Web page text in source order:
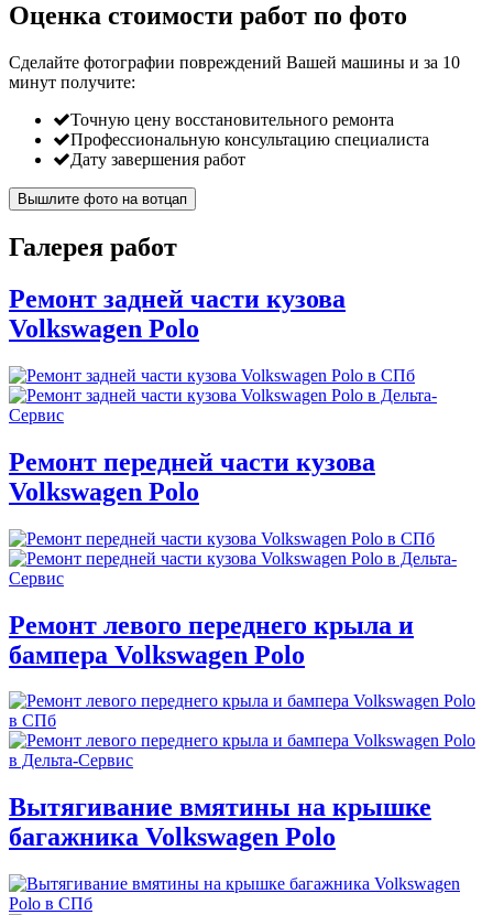
Оценка стоимости работ по фото
Сделайте фотографии повреждений Вашей машины и за 10
минут получите:
Точную цену восстановительного ремонта
Профессиональную консультацию специалиста
Дату завершения работ
Вышлите фото на вотцап
Галерея работ
Ремонт задней части кузова
Volkswagen Polo
Ремонт передней части кузова
Volkswagen Polo
Ремонт левого переднего крыла и
бампера Volkswagen Polo
Вытягивание вмятины на крышке
багажника Volkswagen Polo